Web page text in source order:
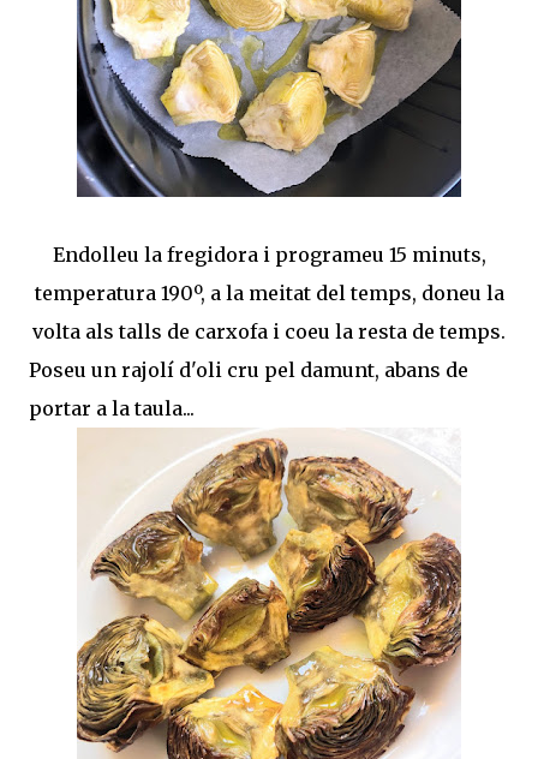
Endolleu la fregidora i programeu 15 minuts,
temperatura 190º, a la meitat del temps, doneu la
volta als talls de carxofa i coeu la resta de temps.
Poseu un rajolí d'oli cru pel damunt, abans de
portar a la taula...